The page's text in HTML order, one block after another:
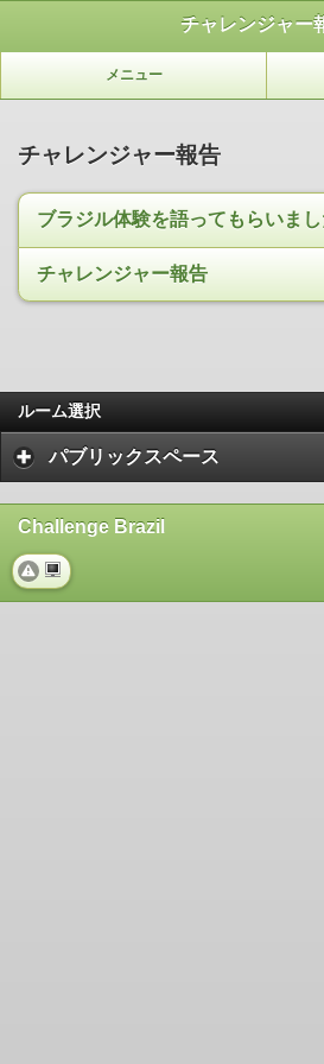
チャレンジャー
メニュー
チャレンジャー報告
ブラジル体験を語ってもらいまし
チャレンジャー報告
ルーム選択
パブリックスペース
Challenge Brazil